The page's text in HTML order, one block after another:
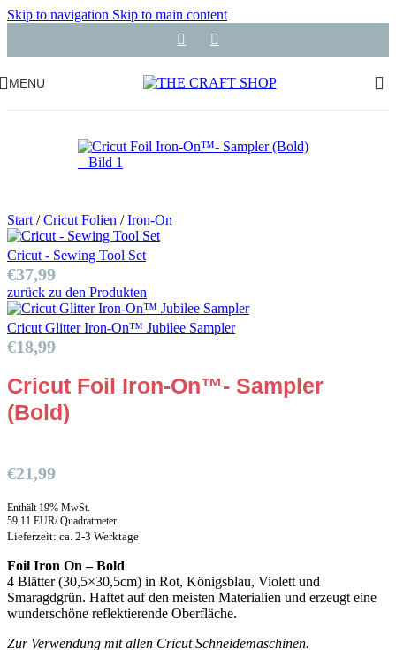
Skip to navigation Skip to main content
MENU
Start / Cricut Folien / Iron-On
Cricut - Sewing Tool Set
€37,99
zurück zu den Produkten
Cricut Glitter Iron-On™ Jubilee Sampler
€18,99
Cricut Foil Iron-On™- Sampler
(Bold)
€21,99
Enthält 19% MwSt.
59,11 EUR/ Quadratmeter
Lieferzeit: ca. 2-3 Werktage
Foil Iron On – Bold
4 Blätter (30,5×30,5cm) in Rot, Königsblau, Violett und
Smaragdgrün. Haftet auf den meisten Materialien und erzeugt eine
wunderschöne reflektierende Oberfläche.
Zur Verwendung mit allen Cricut Schneidemaschinen.